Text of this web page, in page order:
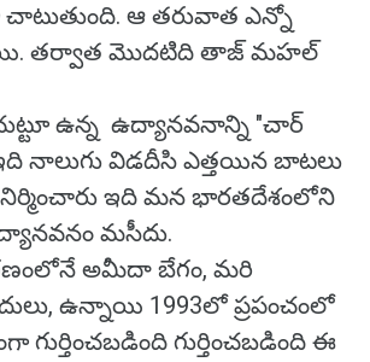
ఆ తరువాత ఎన్నో
తర్వాత మొదటిది తాజ్ మహల్
ఉన్న ఉద్యానవనాన్ని "చార్
నాలుగు విడదీసి ఎత్తయిన బాటలు
ఇది మన భారతదేశంలోని
మసీదు.
అమీదా బేగం, మరి
ఉన్నాయి 1993లో ప్రపంచంలో
గుర్తించబడింది గుర్తించబడింది ఈ